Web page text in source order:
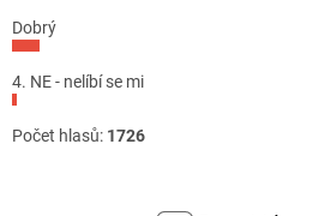
Dobrý
4. NE - nelíbí se mi
Počet hlasů: 1726